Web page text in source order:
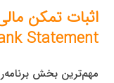
Statement)
مهم‌ترین بخش